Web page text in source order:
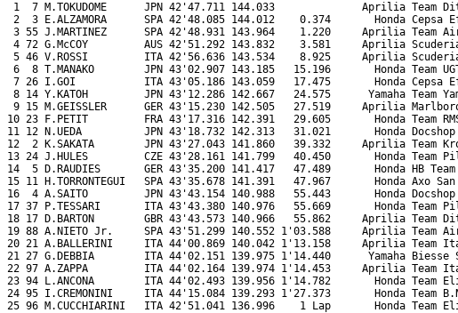
1  7 M.TOKUDOME      JPN 42'47.711 144.033              Aprilia Team
2  3 E.ALZAMORA      SPA 42'48.085 144.012    0.374       Honda Cepsa
3 55 J.MARTINEZ      SPA 42'48.931 143.964    1.220     Aprilia Team
4 72 G.McCOY         AUS 42'51.292 143.832    3.581     Aprilia
5 46 V.ROSSI         ITA 42'56.636 143.534    8.925     Aprilia Scuderia
6  8 T.MANAKO        JPN 43'02.907 143.185   15.196       Honda Team
7 26 I.GOI           ITA 43'05.186 143.059   17.475       Honda Cepsa
8 14 Y.KATOH         JPN 43'12.286 142.667   24.575      Yamaha Team
9 15 M.GEISSLER      GER 43'15.230 142.505   27.519     Aprilia
10 23 F.PETIT         FRA 43'17.316 142.391   29.605       Honda Team
11 12 N.UEDA          JPN 43'18.732 142.313   31.021       Honda Docshop
12  2 K.SAKATA        JPN 43'27.043 141.860   39.332     Aprilia Team
13 24 J.HULES         CZE 43'28.161 141.799   40.450       Honda Team
14  5 D.RAUDIES       GER 43'35.200 141.417   47.489       Honda HB Team
15 11 H.TORRONTEGUI   SPA 43'35.678 141.391   47.967       Honda Axo
16  4 A.SAITO         JPN 43'43.154 140.988   55.443       Honda Docshop
17 37 P.TESSARI       ITA 43'43.380 140.976   55.669       Honda Team
18 17 D.BARTON        GBR 43'43.573 140.966   55.862     Aprilia Team
19 88 A.NIETO Jr.     SPA 43'51.299 140.552 1'03.588     Aprilia Team
20 21 A.BALLERINI     ITA 44'00.869 140.042 1'13.158     Aprilia Team
21 27 G.DEBBIA        ITA 44'02.151 139.975 1'14.440      Yamaha Biesse
22 97 A.ZAPPA         ITA 44'02.164 139.974 1'14.453     Aprilia Team
23 94 L.ANCONA        ITA 44'02.493 139.956 1'14.782       Honda Team
24 95 I.CREMONINI     ITA 44'15.084 139.293 1'27.373       Honda Team
25 96 M.CUCCHIARINI   ITA 42'51.041 136.996    1 Lap       Honda Team